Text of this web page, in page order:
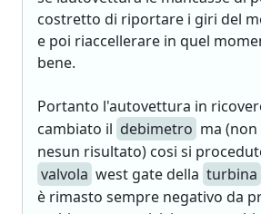
costretto di riportare i giri del
e poi riaccellerare in quel
bene.
Portanto l'autovettura in
cambiato il debimetro ma
nesun risultato) cosi si
valvola west gate della turbina
è rimasto sempre negativo da